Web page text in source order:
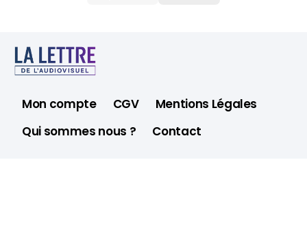
Mon compte CGV
Mentions Légales
Qui sommes nous ?
Contact